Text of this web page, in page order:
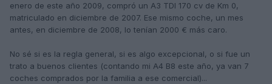
enero de este año 2009, compró un A3 TDI 170 cv de Km 0,
matriculado en diciembre de 2007. Ese mismo coche, un mes
antes, en diciembre de 2008, lo tenían 2000 € más caro.
No sé si es la regla general, si es algo excepcional, o si fue un
trato a buenos clientes (contando mi A4 B8 este año, ya van 7
coches comprados por la familia a ese comercial)...